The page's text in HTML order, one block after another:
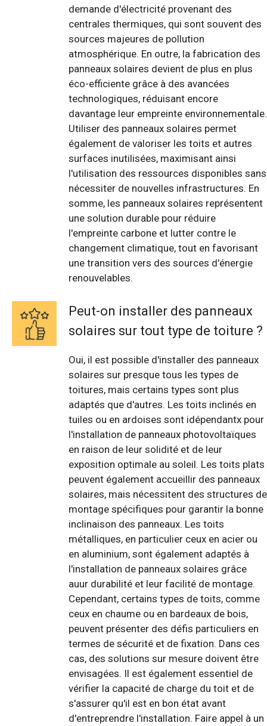
demande d'électricité provenant des
centrales thermiques, qui sont souvent des
sources majeures de pollution
atmosphérique. En outre, la fabrication des
panneaux solaires devient de plus en plus
éco-efficiente grâce à des avancées
technologiques, réduisant encore
davantage leur empreinte environnementale.
Utiliser des panneaux solaires permet
également de valoriser les toits et autres
surfaces inutilisées, maximisant ainsi
l'utilisation des ressources disponibles sans
nécessiter de nouvelles infrastructures. En
somme, les panneaux solaires représentent
une solution durable pour réduire
l'empreinte carbone et lutter contre le
changement climatique, tout en favorisant
une transition vers des sources d'énergie
renouvelables.
Peut-on installer des panneaux
solaires sur tout type de toiture ?
Oui, il est possible d'installer des panneaux
solaires sur presque tous les types de
toitures, mais certains types sont plus
adaptés que d'autres. Les toits inclinés en
tuiles ou en ardoises sont idépendantx pour
l'installation de panneaux photovoltaïques
en raison de leur solidité et de leur
exposition optimale au soleil. Les toits plats
peuvent également accueillir des panneaux
solaires, mais nécessitent des structures de
montage spécifiques pour garantir la bonne
inclinaison des panneaux. Les toits
métalliques, en particulier ceux en acier ou
en aluminium, sont également adaptés à
l'installation de panneaux solaires grâce
auur durabilité et leur facilité de montage.
Cependant, certains types de toits, comme
ceux en chaume ou en bardeaux de bois,
peuvent présenter des défis particuliers en
termes de sécurité et de fixation. Dans ces
cas, des solutions sur mesure doivent être
envisagées. Il est également essentiel de
vérifier la capacité de charge du toit et de
s'assurer qu'il est en bon état avant
d'entreprendre l'installation. Faire appel à un